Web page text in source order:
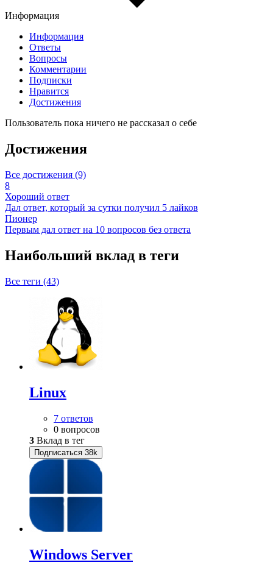
Информация
Информация
Ответы
Вопросы
Комментарии
Подписки
Нравится
Достижения
Пользователь пока ничего не рассказал о себе
Достижения
Все достижения (9)
8
Хороший ответ
Дал ответ, который за сутки получил 5 лайков
Пионер
Первым дал ответ на 10 вопросов без ответа
Наибольший вклад в теги
Все теги (43)
Linux
7 ответов
0 вопросов
3 Вклад в тег
Подписаться 38k
Windows Server